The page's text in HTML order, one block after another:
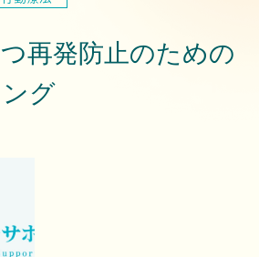
再発防止のための
グ